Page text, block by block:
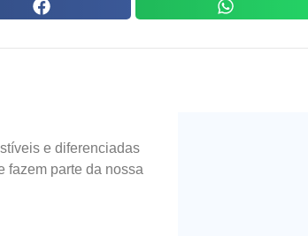
e diferenciadas
fazem parte da nossa